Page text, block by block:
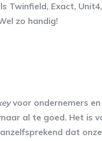
Twinfield, Exact,
zo handig!
voor ondernemers
al te goed. Het is
dat onze